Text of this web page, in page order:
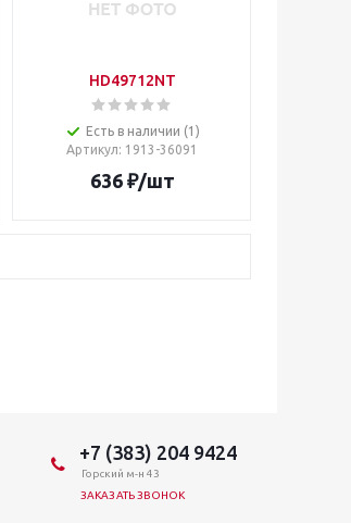
HD49712NT
Есть в наличии (1)
Артикул: 1913-36091
636₽/шт
+7 (383) 204 9424
Горский м-н 43
ЗАКАЗАТЬ ЗВОНОК